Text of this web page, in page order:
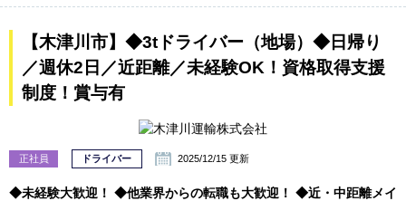
【木津川市】◆3tドライバー（地場）◆日帰り
／週休2日／近距離／未経験OK！資格取得支援
制度！賞与有
正社員 ドライバー 2025/12/15 更新
◆未経験大歓迎！ ◆他業界からの転職も大歓迎！ ◆近・中距離メイ